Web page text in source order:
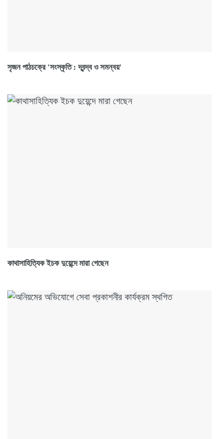
সৃজন পাঠচক্রে 'সংস্কৃতি : দ্বন্দ্ব ও সমন্বয়'
কাথাসাহিত্যিক ইচক দুয়েন্দে মারা গেছেন